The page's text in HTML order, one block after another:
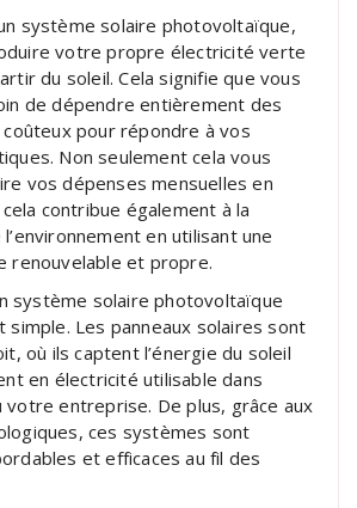
système solaire photovoltaïque,
votre propre électricité verte
du soleil. Cela signifie que vous
de dépendre entièrement des
pour répondre à vos
Non seulement cela vous
vos dépenses mensuelles en
contribue également à la
en utilisant une
renouvelable et propre.
système solaire photovoltaïque
Les panneaux solaires sont
où ils captent l’énergie du soleil
en électricité utilisable dans
votre entreprise. De plus, grâce aux
ces systèmes sont
et efficaces au fil des